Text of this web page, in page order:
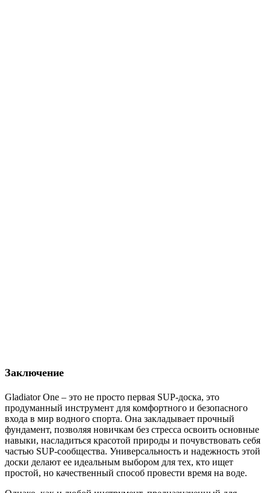
Заключение
Gladiator One – это не просто первая SUP-доска, это
продуманный инструмент для комфортного и безопасного
входа в мир водного спорта. Она закладывает прочный
фундамент, позволяя новичкам без стресса освоить основные
навыки, насладиться красотой природы и почувствовать себя
частью SUP-сообщества. Универсальность и надежность этой
доски делают ее идеальным выбором для тех, кто ищет
простой, но качественный способ провести время на воде.